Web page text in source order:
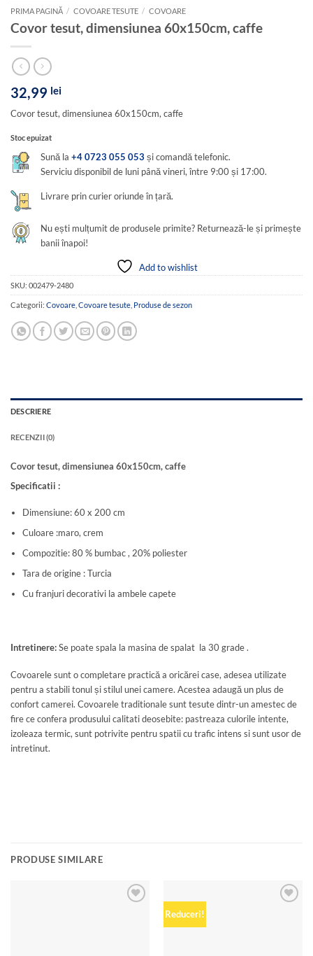
PRIMA PAGINĂ / COVOARE TESUTE / COVOARE
Covor tesut, dimensiunea 60x150cm, caffe
32,99 lei
Covor tesut, dimensiunea 60x150cm, caffe
Stoc epuizat
Sună la+4 0723 055 053 și comandă telefonic.
Serviciu disponibil de luni până vineri, între 9:00 și 17:00.
Livrare prin curier oriunde în țară.
Nu ești mulțumit de produsele primite? Returnează-le și primește
banii înapoi!
Add to wishlist
SKU: 002479-2480
Categorii: Covoare Covoare tesute Produse de sezon
DESCRIERE
RECENZII (0)
Covor tesut, dimensiunea 60x150cm, caffe
Specificatii :
Dimensiune: 60 x 200 cm
Culoare :maro, crem
Compozitie: 80 % bumbac , 20% poliester
Tara de origine : Turcia
Cu franjuri decorativi la ambele capete
Intretinere:Se poate spala la masina de spalat la 30 grade .
Covoarele sunt o completare practică a oricărei case, adesea utilizate
pentru a stabili tonul și stilul unei camere. Acestea adaugă un plus de
confort camerei. Covoarele traditionale sunt tesute dintr-un amestec de
fire ce confera produsului calitati deosebite: pastreaza culorile intente,
izoleaza termic, sunt potrivite pentru spatii cu trafic intens si sunt usor de
intretinut.
PRODUSE SIMILARE
Reduceri!